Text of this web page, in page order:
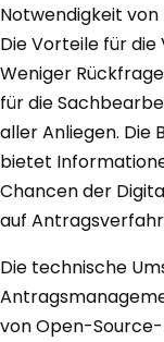
Notwendigkeit
Die Vorteile für
Weniger
für die
aller Anliegen. Die
bietet
Chancen der
auf
Die technische
von Open-